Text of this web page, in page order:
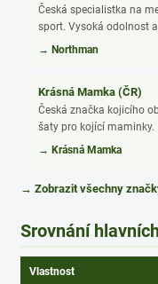
Česká specialistka na
sport. Vysoká odolnost
→ Northman
Krásná Mamka (ČR)
Česká značka kojicího
šaty pro kojící maminky.
→ Krásná Mamka
→ Zobrazit všechny
Srovnání
Vlastnost